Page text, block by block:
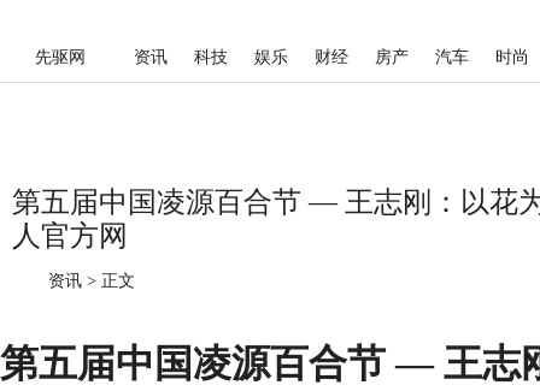
先驱网 资讯 科技 娱乐 财经 房产 汽车 时尚
第五届中国凌源百合节 — 王志刚：以花
人官方网
资讯 > 正文
第五届中国凌源百合节 — 王志